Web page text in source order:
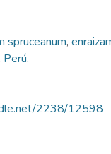
spruceanum,
Perú.
2238/12598